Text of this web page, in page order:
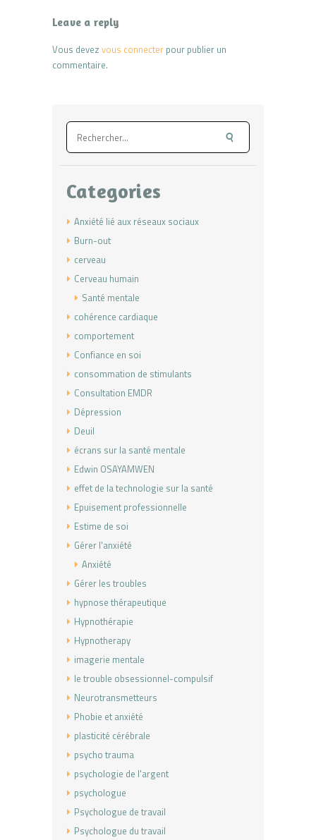
Leave a reply
Vous devez vous connecter pour publier un
commentaire.
Rechercher :
Categories
Anxiété lié aux réseaux sociaux
Burn-out
cerveau
Cerveau humain
Santé mentale
cohérence cardiaque
comportement
Confiance en soi
consommation de stimulants
Consultation EMDR
Dépression
Deuil
écrans sur la santé mentale
Edwin OSAYAMWEN
effet de la technologie sur la santé
Epuisement professionnelle
Estime de soi
Gérer l'anxiété
Anxiété
Gérer les troubles
hypnose thérapeutique
Hypnothérapie
Hypnotherapy
imagerie mentale
le trouble obsessionnel-compulsif
Neurotransmetteurs
Phobie et anxiété
plasticité cérébrale
psycho trauma
psychologie de l'argent
psychologue
Psychologue de travail
Psychologue du travail